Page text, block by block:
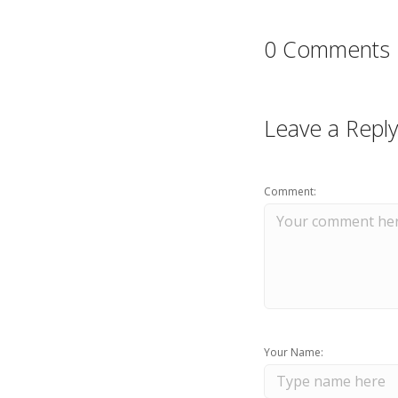
0 Comments
Leave a Reply
Comment:
Your Name: